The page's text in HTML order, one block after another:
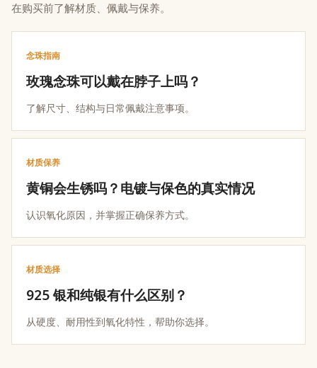
在购买前了解材质、佩戴与保养。
念珠指南
玫瑰念珠可以戴在脖子上吗？
了解尺寸、结构与日常佩戴注意事项。
材质保养
黄铜会生锈吗？电镀与保色的真实情况
认识氧化原因，并掌握正确保养方式。
材质选择
925 银和纯银有什么区别？
从硬度、耐用性到氧化特性，帮助你选择。